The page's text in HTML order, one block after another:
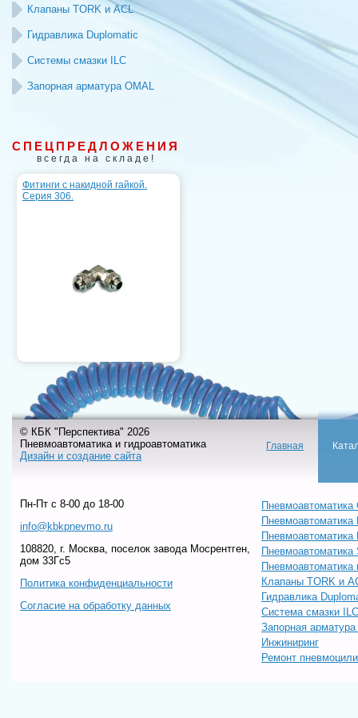
Клапаны TORK и ACL
Гидравлика Duplomatic
Системы смазки ILC
Запорная арматура OMAL
СПЕЦПРЕДЛОЖЕНИЯ
всегда на складе!
Фитинги с накидной гайкой.
Серия 306.
© КБК "Перспектива" 2026
Пневмоавтоматика и гидроавтоматика
Дизайн и создание сайта
Главная
Пн-Пт c 8-00 до 18-00
info@kbkpnevmo.ru
108820, г. Москва, поселок завода Мосрентген,
дом 33Гс5
Политика конфиденциальности
Согласие на обработку данных
Пневмоавтоматика
Пневмоавтоматика
Пневмоавтоматика
Пневмоавтоматика
Клапаны TORK и
Гидравлика
Система смазки ILC
Запорная
Инжиниринг
Ремонт